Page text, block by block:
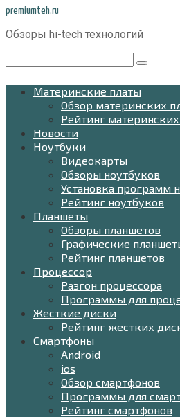
Перейти
контенту
premiumteh.ru
Обзоры hi-tech технологий
Материнские платы
Обзор материнских
Рейтинг
Новости
Ноутбуки
Видеокарты
Обзоры ноутбуков
Установка программ
Рейтинг ноутбуков
Планшеты
Обзоры планшетов
Графические
Рейтинг планшетов
Процессор
Разгон процессора
Программы для
Жесткие диски
Рейтинг жестких
Смартфоны
Android
ios
Обзор смартфонов
Программы для
Рейтинг смартфонов